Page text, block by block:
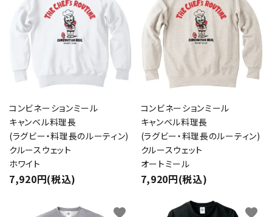
コンビネーションミール
キャンベル料理長
(ラグビー・料理長のルーティン)
クルースウェット
ホワイト
7,920円(税込)
コンビネーションミール
キャンベル料理長
(ラグビー・料理長のルーティン)
クルースウェット
オートミール
7,920円(税込)
favorite favorite